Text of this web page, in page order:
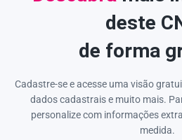
deste
de forma
Cadastre-se e acesse uma visão
dados cadastrais e muito mais.
personalize com informações
medida.